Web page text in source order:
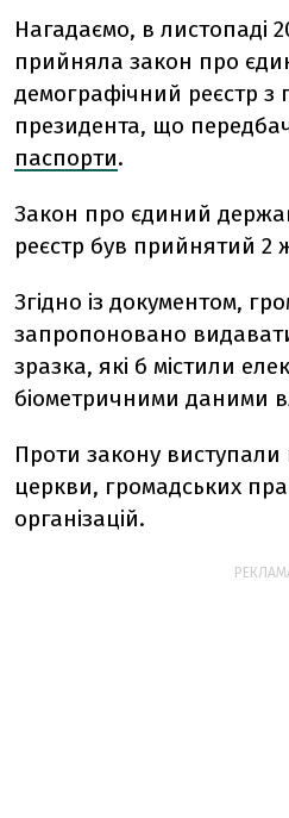
Нагадаємо, в листопаді
прийняла закон про
демографічний реєстр з
президента, що
паспорти.
Закон про єдиний
реєстр був прийнятий 2
Згідно із документом,
запропоновано
зразка, які б містили
біометричними даними
Проти закону виступали
церкви, громадських
організацій.